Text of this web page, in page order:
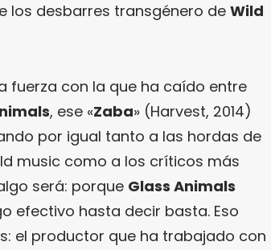
los desbarres transgénero de Wild
fuerza con la que ha caído entre
, ese «Zaba» (Harvest, 2014)
por igual tanto a las hordas de
music como a los críticos más
será: porque Glass Animals
efectivo hasta decir basta. Eso
el productor que ha trabajado con